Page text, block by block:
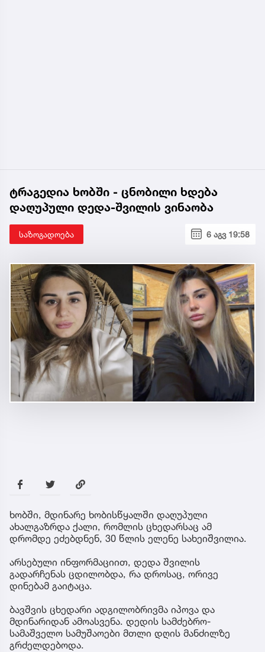
ტრაგედია ხობში - ცნობილი ხდება
დაღუპული დედა-შვილის ვინაობა
საზოგადოება 6 აგვ 19:58
ხობში, მდინარე ხობისწყალში დაღუპული
ახალგაზრდა ქალი, რომლის ცხედარსაც ამ
დრომდე ეძებდნენ, 30 წლის ელენე სახეიშვილია.
არსებული ინფორმაციით, დედა შვილის
გადარჩენას ცდილობდა, რა დროსაც, ორივე
დინებამ გაიტაცა.
ბავშვის ცხედარი ადგილობრივმა იპოვა და
მდინარიდან ამოასვენა. დედის სამძებრო-
სამაშველო სამუშაოები მთლი დღის მანძილზე
გრძელდებოდა.